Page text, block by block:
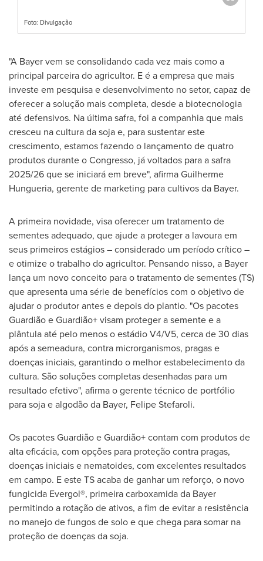
Foto: Divulgação
"A Bayer vem se consolidando cada vez mais como a
principal parceira do agricultor. E é a empresa que mais
investe em pesquisa e desenvolvimento no setor, capaz de
oferecer a solução mais completa, desde a biotecnologia
até defensivos. Na última safra, foi a companhia que mais
cresceu na cultura da soja e, para sustentar este
crescimento, estamos fazendo o lançamento de quatro
produtos durante o Congresso, já voltados para a safra
2025/26 que se iniciará em breve", afirma Guilherme
Hungueria, gerente de marketing para cultivos da Bayer.
A primeira novidade, visa oferecer um tratamento de
sementes adequado, que ajude a proteger a lavoura em
seus primeiros estágios – considerado um período crítico –
e otimize o trabalho do agricultor. Pensando nisso, a Bayer
lança um novo conceito para o tratamento de sementes (TS)
que apresenta uma série de benefícios com o objetivo de
ajudar o produtor antes e depois do plantio. "Os pacotes
Guardião e Guardião+ visam proteger a semente e a
plântula até pelo menos o estádio V4/V5, cerca de 30 dias
após a semeadura, contra microrganismos, pragas e
doenças iniciais, garantindo o melhor estabelecimento da
cultura. São soluções completas desenhadas para um
resultado efetivo", afirma o gerente técnico de portfólio
para soja e algodão da Bayer, Felipe Stefaroli.
Os pacotes Guardião e Guardião+ contam com produtos de
alta eficácia, com opções para proteção contra pragas,
doenças iniciais e nematoides, com excelentes resultados
em campo. E este TS acaba de ganhar um reforço, o novo
fungicida Evergol®, primeira carboxamida da Bayer
permitindo a rotação de ativos, a fim de evitar a resistência
no manejo de fungos de solo e que chega para somar na
proteção de doenças da soja.